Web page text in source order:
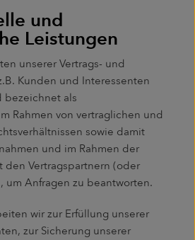
und
Leistungen
unserer Vertrags- und
Kunden und Interessenten
bezeichnet als
Rahmen von vertraglichen und
sowie damit
und im Rahmen der
den Vertragspartnern (oder
um Anfragen zu beantworten.
wir zur Erfüllung unserer
zur Sicherung unserer